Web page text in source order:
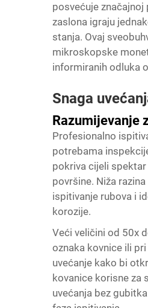
posvećuje
zaslona igraju
stanja. Ovaj
mikroskopske
informiranih odluka
Snaga
Razumijevanje
Profesionalno
potrebama
pokriva cijeli
površine. Niža
ispitivanje rubova i
korozije.
Veći veličini od 50x
oznaka kovnice ili
uvećanje kako bi
kovanice korisne za
uvećanja bez